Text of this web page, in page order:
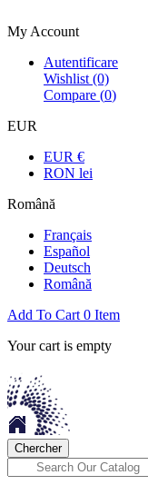
My Account
Autentificare
Wishlist (0)
Compare (0)
EUR
EUR €
RON lei
Română
Français
Español
Deutsch
Română
Add To Cart 0 Item
Your cart is empty
Chercher